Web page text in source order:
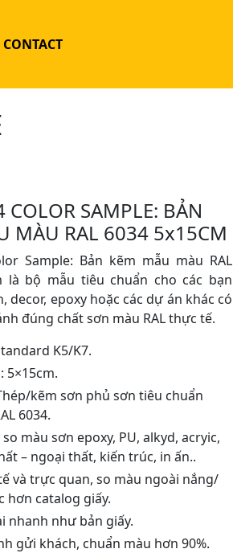
CONTACT
COLOR SAMPLE: BẢN
MÀU RAL 6034 5x15CM
Sample: Bản kẽm mẫu màu RAL
là bộ mẫu tiêu chuẩn cho các bạn
decor, epoxy hoặc các dự án khác có
đúng chất sơn màu RAL thực tế.
K5/K7.
5×15cm.
kẽm sơn phủ sơn tiêu chuẩn
6034.
màu sơn epoxy, PU, alkyd, acryic,
– ngoại thất, kiến trúc, in ấn..
và trực quan, so màu ngoài nắng/
hơn catalog giấy.
nhanh như bản giấy.
gửi khách, chuẩn màu hơn 90%.